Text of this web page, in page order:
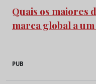
Quais os maiores
marca global a
PUB